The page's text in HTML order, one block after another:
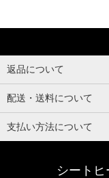
返品について
配送・送料について
支払い方法について
シート